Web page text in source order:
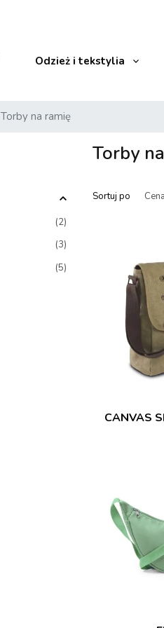
Odzież i tekstylia
Torby na ramię
(2)
(3)
(5)
Torby
Sortuj po
CANVAS